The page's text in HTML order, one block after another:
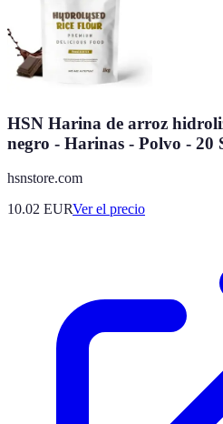
HSN Harina de arroz
negro - Harinas - Polvo - 20
hsnstore.com
10.02 EURVer el precio